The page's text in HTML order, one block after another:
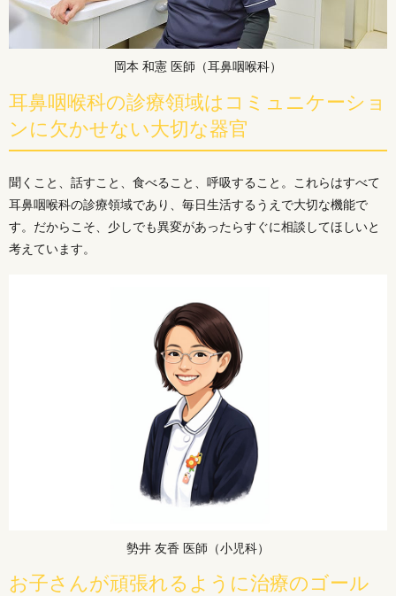
岡本 和憲 医師（耳鼻咽喉科）
耳鼻咽喉科の診療領域はコミュニケーショ
ンに欠かせない大切な器官
聞くこと、話すこと、食べること、呼吸すること。これらはすべて
耳鼻咽喉科の診療領域であり、毎日生活するうえで大切な機能で
す。だからこそ、少しでも異変があったらすぐに相談してほしいと
考えています。
勢井 友香 医師（小児科）
お子さんが頑張れるように治療のゴール